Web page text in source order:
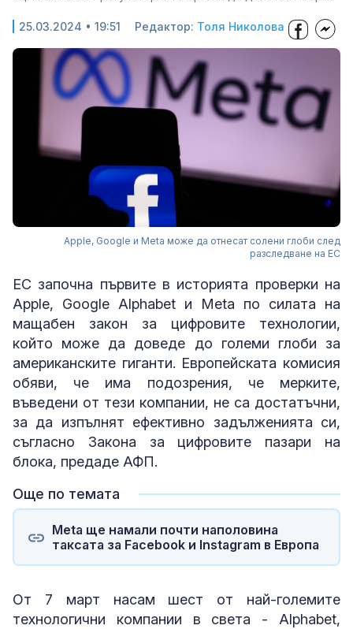
25.03.2024 • 19:51 Редактор: Толя Николова
Apple, Google и Meta може да отнесат солени глоби след
разследване на ЕС
ЕС започна първите в историята проверки на
Apple, Google Alphabet и Meta по силата на
мащабен закон за цифровите технологии,
който може да доведе до големи глоби за
американските гиганти. Европейската комисия
обяви, че има подозрения, че мерките,
въведени от тези компании, не са достатъчни,
за да изпълнят ефективно задълженията си,
съгласно Закона за цифровите пазари на
блока, предаде АФП.
Още по темата
Meta ще намали почти наполовина
таксата за Facebook и Instagram в Европа
От 7 март насам шест от най-големите
технологични компании в света - Alphabet,